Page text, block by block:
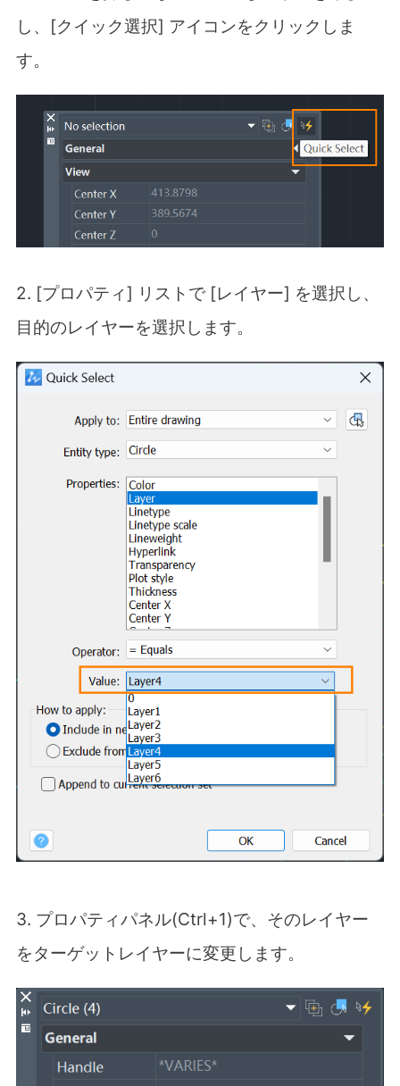
し、[クイック選択] アイコンをクリックしま
す。
2. [プロパティ] リストで [レイヤー] を選択し、
目的のレイヤーを選択します。
3. プロパティパネル(Ctrl+1)で、そのレイヤー
をターゲットレイヤーに変更します。